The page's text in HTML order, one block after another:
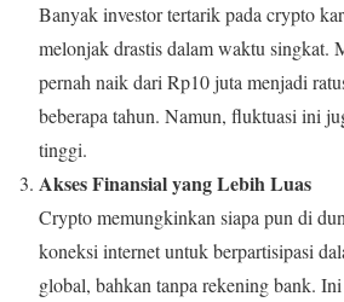
Banyak investor tertarik pada crypto
melonjak drastis dalam waktu singkat.
pernah naik dari Rp10 juta menjadi
beberapa tahun. Namun, fluktuasi ini
tinggi.
Akses Finansial yang Lebih Luas
Crypto memungkinkan siapa pun di
koneksi internet untuk berpartisipasi
global, bahkan tanpa rekening bank.